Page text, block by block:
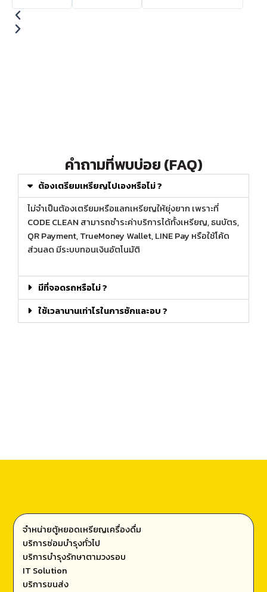
คำถามที่พบบ่อย (FAQ)
ต้องเตรียมเหรียญไปเองหรือไม่ ?
ไม่จำเป็นต้องเตรียมหรือแลกเหรียญให้ยุ่งยาก เพราะที่
CODE CLEAN สามารถชำระค่าบริการได้ทั้งเหรียญ, ธนบัตร,
QR Payment, TrueMoney Wallet, LINE Pay หรือใช้โค้ด
ส่วนลด มีระบบทอนเงินอัตโนมัติ
มีที่จอดรถหรือไม่ ?
ใช้เวลานานเท่าไรในการซักและอบ ?
จำหน่ายตู้หยอดเหรียญเครื่องดื่ม
บริการซ่อมบำรุงทั่วไป
บริการบำรุงรักษาตามวงรอบ
IT Solution
บริการขนส่ง